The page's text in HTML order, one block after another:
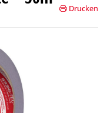
Drucken